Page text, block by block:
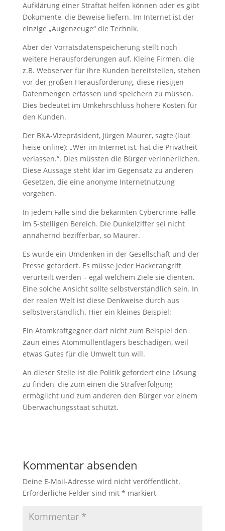
Aufklärung einer Straftat helfen können oder es gibt
Dokumente, die Beweise liefern. Im Internet ist der
einzige „Augenzeuge“ die Technik.
Aber der Vorratsdatenspeicherung stellt noch
weitere Herausforderungen auf. Kleine Firmen, die
z.B. Webserver für ihre Kunden bereitstellen, stehen
vor der großen Herausforderung, diese riesigen
Datenmengen erfassen und speichern zu müssen.
Dies bedeutet im Umkehrschluss höhere Kosten für
den Kunden.
Der BKA-Vizepräsident, Jürgen Maurer, sagte (laut
heise online): „Wer im Internet ist, hat die Privatheit
verlassen.“. Dies müssten die Bürger verinnerlichen.
Diese Aussage steht klar im Gegensatz zu anderen
Gesetzen, die eine anonyme Internetnutzung
vorgeben.
In jedem Falle sind die bekannten Cybercrime-Fälle
im 5-stelligen Bereich. Die Dunkelziffer sei nicht
annähernd bezifferbar, so Maurer.
Es wurde ein Umdenken in der Gesellschaft und der
Presse gefordert. Es müsse jeder Hackerangriff
verurteilt werden – egal welchem Ziele sie dienten.
Eine solche Ansicht sollte selbstverständlich sein. In
der realen Welt ist diese Denkweise durch aus
selbstverständlich. Hier ein kleines Beispiel:
Ein Atomkraftgegner darf nicht zum Beispiel den
Zaun eines Atommüllentlagers beschädigen, weil
etwas Gutes für die Umwelt tun will.
An dieser Stelle ist die Politik gefordert eine Lösung
zu finden, die zum einen die Strafverfolgung
ermöglicht und zum anderen den Bürger vor einem
Überwachungsstaat schützt.
Kommentar absenden
Deine E-Mail-Adresse wird nicht veröffentlicht.
Erforderliche Felder sind mit * markiert